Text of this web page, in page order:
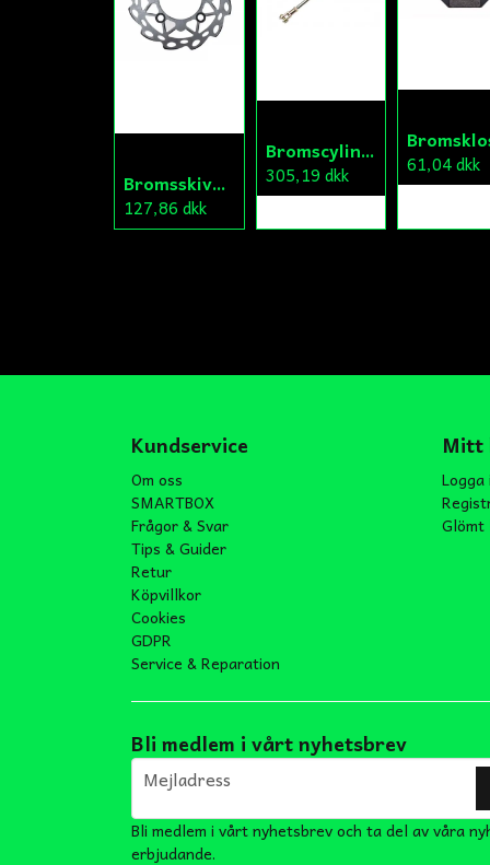
Bromsskiva Bak Fiddy/Cross
127,86 dkk
Bromscylinder Bak Fiddy/Cross
305,19 dkk 61,04 dkk
Kundservice
Om oss
SMARTBOX
Frågor & Svar
Tips & Guider
Retur
Köpvillkor
Cookies
GDPR
Service & Reparation
Mitt
Logga
Glömt
Bli medlem i vårt nyhetsbrev
email
Mejladress
Bli medlem i vårt nyhetsbrev och ta del av våra
erbjudande.